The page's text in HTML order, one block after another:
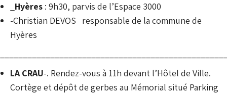
Hyères : 9h30, parvis de l’Espace 3000
-Christian DEVOS responsable de la commune de
Hyères
LA CRAU-. Rendez-vous à 11h devant l’Hôtel de Ville.
Cortège et dépôt de gerbes au Mémorial situé Parking